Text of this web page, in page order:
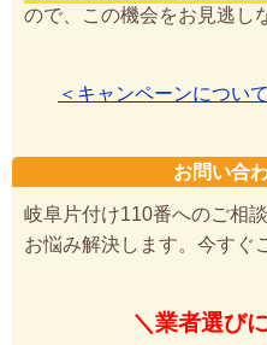
ので、この機会をお見逃し
＜キャンペーンについ
お問い合
岐阜片付け110番へのご相
お悩み解決します。今すぐ
＼業者選び